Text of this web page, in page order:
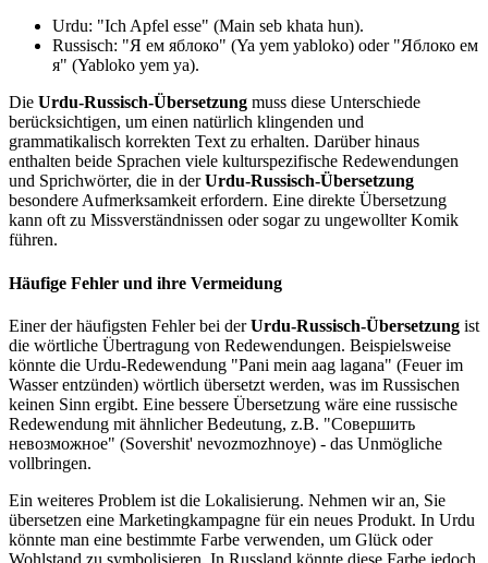
Urdu: "Ich Apfel esse" (Main seb khata hun).
Russisch: "Я ем яблоко" (Ya yem yabloko) oder "Яблоко ем
я" (Yabloko yem ya).
Die Urdu-Russisch-Übersetzung muss diese Unterschiede
berücksichtigen, um einen natürlich klingenden und
grammatikalisch korrekten Text zu erhalten. Darüber hinaus
enthalten beide Sprachen viele kulturspezifische Redewendungen
und Sprichwörter, die in derUrdu-Russisch-Übersetzung
besondere Aufmerksamkeit erfordern. Eine direkte Übersetzung
kann oft zu Missverständnissen oder sogar zu ungewollter Komik
führen.
Häufige Fehler und ihre Vermeidung
Einer der häufigsten Fehler bei derUrdu-Russisch-Übersetzung ist
die wörtliche Übertragung von Redewendungen. Beispielsweise
könnte die Urdu-Redewendung "Pani mein aag lagana" (Feuer im
Wasser entzünden) wörtlich übersetzt werden, was im Russischen
keinen Sinn ergibt. Eine bessere Übersetzung wäre eine russische
Redewendung mit ähnlicher Bedeutung, z.B. "Совершить
невозможное" (Sovershit' nevozmozhnoye) - das Unmögliche
vollbringen.
Ein weiteres Problem ist die Lokalisierung. Nehmen wir an, Sie
übersetzen eine Marketingkampagne für ein neues Produkt. In Urdu
könnte man eine bestimmte Farbe verwenden, um Glück oder
Wohlstand zu symbolisieren. In Russland könnte diese Farbe jedoch